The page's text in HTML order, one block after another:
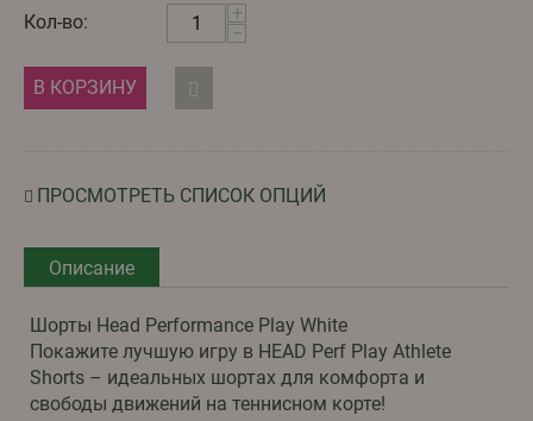
Кол-во:
+
−
В КОРЗИНУ
ПРОСМОТРЕТЬ СПИСОК ОПЦИЙ
Описание
Шорты Head Performance Play White
Покажите лучшую игру в HEAD Perf Play Athlete
Shorts – идеальных шортах для комфорта и
свободы движений на теннисном корте!